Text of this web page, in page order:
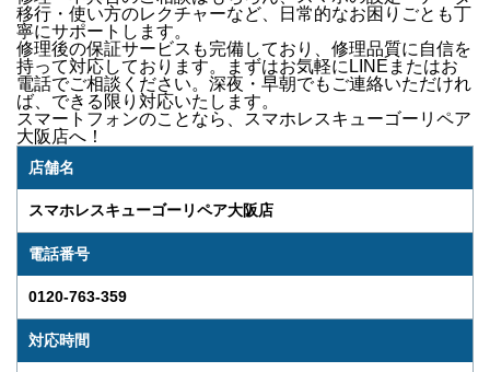
移行・使い方のレクチャーなど、日常的なお困りごとも丁
寧にサポートします。
修理後の保証サービス も完備しており、修理品質に自信を
持って対応しております。
まずはお気軽にLINEまたはお
電話でご相談ください。 深夜・早朝でもご連絡いただけれ
ば、できる限り対応いたします。
スマートフォンのことなら、
スマホレスキューゴーリペア
大阪店へ！
店舗名
スマホレスキューゴーリペア大阪店
電話番号
0120-763-359
対応時間